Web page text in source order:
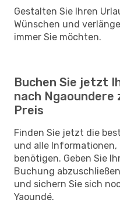
Gestalten Sie Ihren
Wünschen und
immer Sie möchten.
Buchen Sie jetzt
nach Ngaoundere
Preis
Finden Sie jetzt die
und alle Informationen,
benötigen. Geben Sie
Buchung
und sichern Sie sich
Yaoundé.